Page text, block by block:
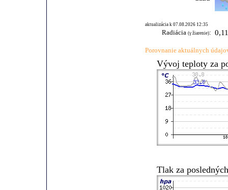
aktualizácia k 07.08.2026 12:35
Radiácia (γ žiarenie):
Porovnanie aktuálnych
Vývoj teploty za
Tlak za